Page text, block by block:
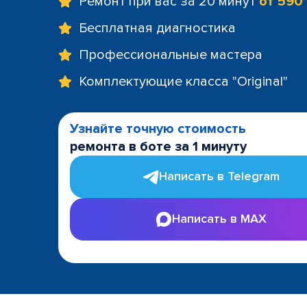
Бесплатная диагностика
Профессиональные мастера
Комплектующие класса "Original"
Узнайте точную стоимость
ремонта в боте за 1 минуту
Написать в Telegram
Написать в MAX